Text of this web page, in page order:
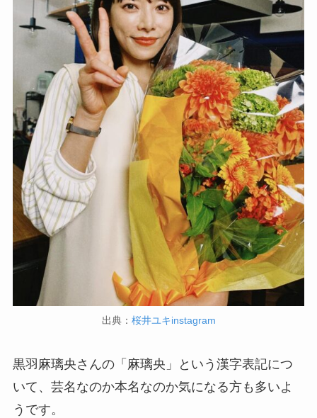
出典： 桜井ユキinstagram
黒羽麻璃央さんの「麻璃央」という漢字表記につ
いて、芸名なのか本名なのか気になる方も多いよ
うです。